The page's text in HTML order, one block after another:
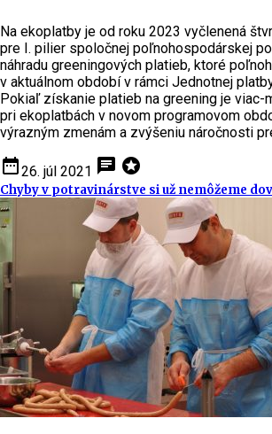
Na ekoplatby je od roku 2023 vyčlenená
pre I. pilier spoločnej poľnohospodárskej
náhradu greeningových platieb, ktoré
v aktuálnom období v rámci Jednotnej
Pokiaľ získanie platieb na greening je viac-
pri ekoplatbách v novom programovom
výrazným zmenám a zvýšeniu náročnosti
date_range26. júl 2021 chat stars
Chyby v potravinárstve si už nemôžeme